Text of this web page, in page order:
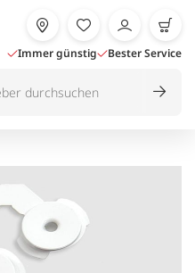
Immer günstig Bester Service